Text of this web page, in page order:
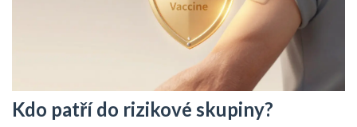
Kdo patří do rizikové skupiny?